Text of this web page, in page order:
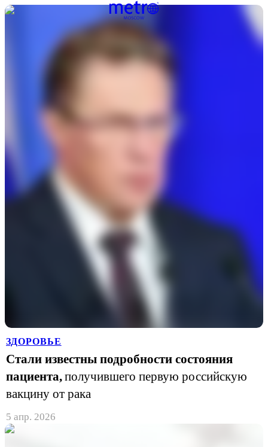
ЗДОРОВЬЕ
Стали известны подробности состояния
пациента,получившего первую российскую
вакцину от рака
5 апр. 2026